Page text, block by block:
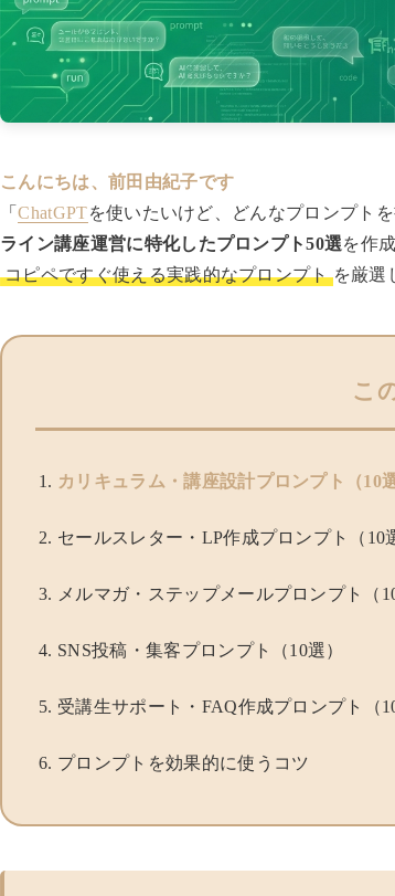
こんにちは、前田由紀子です
「ChatGPTを使いたいけど、どんなプロンプト
ライン講座運営に特化したプロンプト50選を作
コピペですぐ使える実践的なプロンプト を厳選
こ
カリキュラム・講座設計プロンプト（10選
セールスレター・LP作成プロンプト（10
メルマガ・ステップメールプロンプト（
SNS投稿・集客プロンプト（10選）
受講生サポート・FAQ作成プロンプト（
プロンプトを効果的に使うコツ